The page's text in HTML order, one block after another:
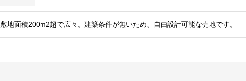
敷地面積200m2超で広々。建築条件が無いため、自由設計可能な売地です。